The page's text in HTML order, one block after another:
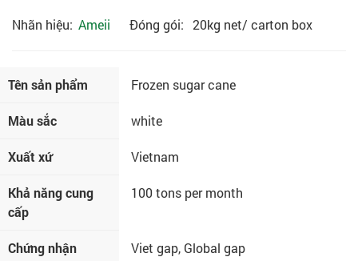
Nhãn hiệu: Ameii Đóng gói: 20kg net/ carton box
Tên sản phẩm Frozen sugar cane
Màu sắc white
Xuất xứ Vietnam
Khả năng cung
cấp
100 tons per month
Chứng nhận Viet gap, Global gap